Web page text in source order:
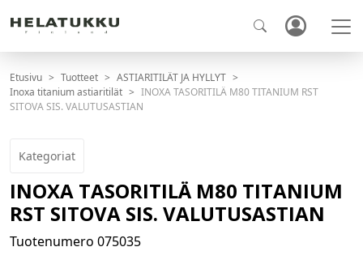
Etusivu Tuotteet
ASTIARITILÄT JA HYLLYT
Inoxa titanium astiaritilät
INOXA TASORITILÄ M80 TITANIUM RST
SITOVA SIS. VALUTUSASTIAN
Kategoriat
INOXA TASORITILÄ M80 TITANIUM
RST SITOVA SIS. VALUTUSASTIAN
Tuotenumero 075035